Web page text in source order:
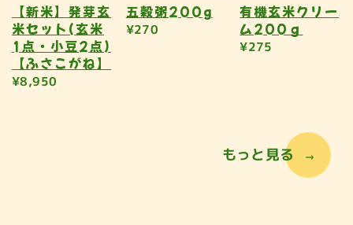
【新米】発芽玄
米セット(玄米
1点・小豆2点)
【ふさこがね】
¥8,950
五穀粥200g
¥270
有機玄米クリー
ム200ｇ
¥275
もっと見る